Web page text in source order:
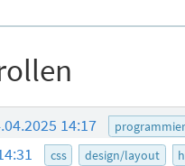
14:17
css design/layout